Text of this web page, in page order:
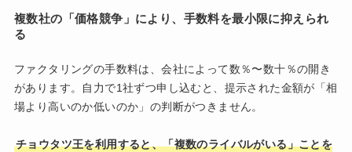
複数社の「価格競争」により、手数料を最小限に抑えられ
る
ファクタリングの手数料は、会社によって数％〜数十％の開き
があります。自力で1社ずつ申し込むと、提示された金額が「相
場より高いのか低いのか」の判断がつきません。
チョウタツ王を利用すると、「複数のライバルがいる」ことを